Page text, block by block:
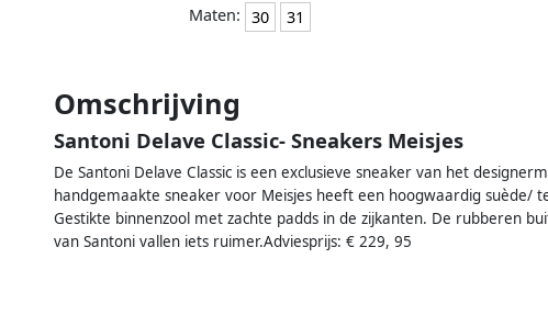
Maten: 30 31
Omschrijving
Santoni Delave Classic- Sneakers Meisjes
De Santoni Delave Classic is een exclusieve sneaker van het
handgemaakte sneaker voor Meisjes heeft een hoogwaardig suède/
Gestikte binnenzool met zachte padds in de zijkanten. De rubberen
van Santoni vallen iets ruimer.Adviesprijs: € 229, 95